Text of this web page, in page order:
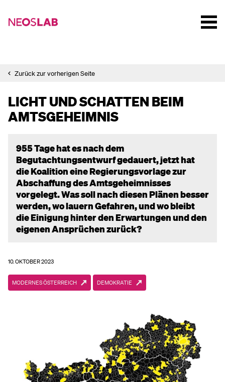
Zurück zur vorherigen Seite
LICHT UND SCHATTEN BEIM
AMTSGEHEIMNIS
955 Tage hat es nach dem
Begutachtungsentwurf gedauert, jetzt hat
die Koalition eine Regierungsvorlage zur
Abschaffung des Amtsgeheimnisses
vorgelegt. Was soll nach diesen Plänen besser
werden, wo lauern Gefahren, und wo bleibt
die Einigung hinter den Erwartungen und den
eigenen Ansprüchen zurück?
10. OKTOBER 2023
MODERNES ÖSTERREICH DEMOKRATIE